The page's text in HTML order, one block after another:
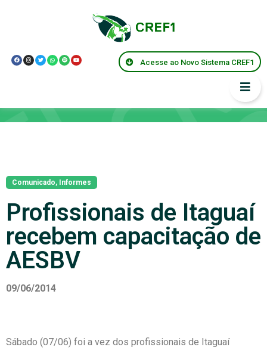
Acesse ao Novo Sistema CREF1
Comunicado, Informes
Profissionais de Itaguaí
recebem capacitação de
AESBV
09/06/2014
Sábado (07/06) foi a vez dos profissionais de Itaguaí